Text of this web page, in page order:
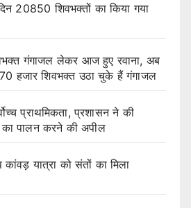
20850 शिवभक्तों का किया गया
गंगाजल लेकर आज हुए रवाना, अब
हजार शिवभक्त उठा चुके हैं गंगाजल
प्राथमिकता, प्रशासन ने की
का पालन करने की अपील
यात्रा को संतों का मिला